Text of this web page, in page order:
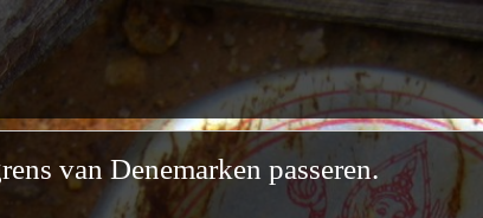
van Denemarken passeren.